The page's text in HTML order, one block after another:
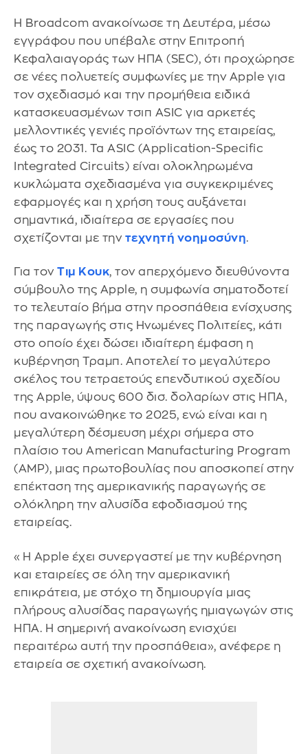
Η Broadcom ανακοίνωσε τη Δευτέρα, μέσω
εγγράφου που υπέβαλε στην Επιτροπή
Κεφαλαιαγοράς των ΗΠΑ (SEC), ότι προχώρησε
σε νέες πολυετείς συμφωνίες με την Apple για
τον σχεδιασμό και την προμήθεια ειδικά
κατασκευασμένων τσιπ ASIC για αρκετές
μελλοντικές γενιές προϊόντων της εταιρείας,
έως το 2031. Τα ASIC (Application-Specific
Integrated Circuits) είναι ολοκληρωμένα
κυκλώματα σχεδιασμένα για συγκεκριμένες
εφαρμογές και η χρήση τους αυξάνεται
σημαντικά, ιδιαίτερα σε εργασίες που
σχετίζονται με την τεχνητή νοημοσύνη.
Για τον Τιμ Κουκ, τον απερχόμενο διευθύνοντα
σύμβουλο της Apple, η συμφωνία σηματοδοτεί
το τελευταίο βήμα στην προσπάθεια ενίσχυσης
της παραγωγής στις Ηνωμένες Πολιτείες, κάτι
στο οποίο έχει δώσει ιδιαίτερη έμφαση η
κυβέρνηση Τραμπ. Αποτελεί το μεγαλύτερο
σκέλος του τετραετούς επενδυτικού σχεδίου
της Apple, ύψους 600 δισ. δολαρίων στις ΗΠΑ,
που ανακοινώθηκε το 2025, ενώ είναι και η
μεγαλύτερη δέσμευση μέχρι σήμερα στο
πλαίσιο του American Manufacturing Program
(AMP), μιας πρωτοβουλίας που αποσκοπεί στην
επέκταση της αμερικανικής παραγωγής σε
ολόκληρη την αλυσίδα εφοδιασμού της
εταιρείας.
«Η Apple έχει συνεργαστεί με την κυβέρνηση
και εταιρείες σε όλη την αμερικανική
επικράτεια, με στόχο τη δημιουργία μιας
πλήρους αλυσίδας παραγωγής ημιαγωγών στις
ΗΠΑ. Η σημερινή ανακοίνωση ενισχύει
περαιτέρω αυτή την προσπάθεια», ανέφερε η
εταιρεία σε σχετική ανακοίνωση.